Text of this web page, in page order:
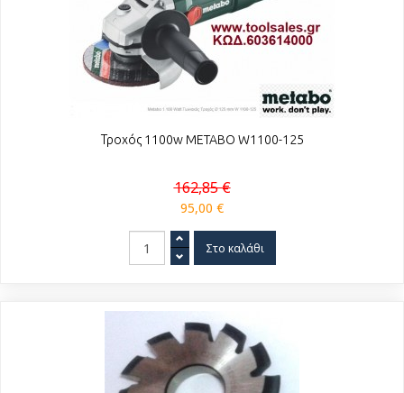
Τροχός 1100w METABO W1100-125
162,85 €
95,00 €